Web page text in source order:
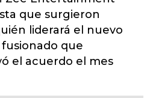
que surgieron
liderará el nuevo
que
el acuerdo el mes